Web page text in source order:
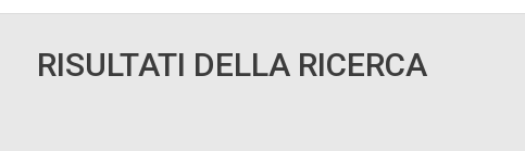
RISULTATI DELLA RICERCA